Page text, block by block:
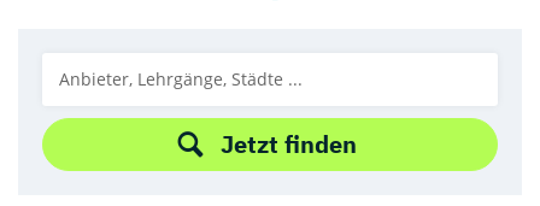
Jetzt finden